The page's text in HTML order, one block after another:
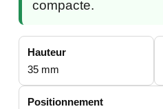
compacte.
Hauteur
35 mm
Positionnement